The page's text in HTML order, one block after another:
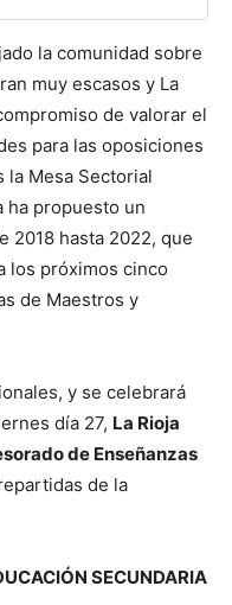
la comunidad sobre
muy escasos y La
de valorar el
para las oposiciones
la Mesa Sectorial
ha propuesto un
2018 hasta 2022, que
los próximos cinco
de Maestros y
y se celebrará
día 27, La Rioja
de Enseñanzas
de la
SECUNDARIA